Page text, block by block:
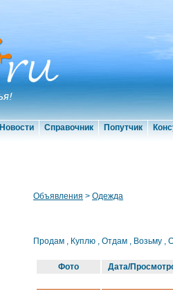
Новости Справочник Попутчик
Объявления > Одежда
Продам , Куплю , Отдам , Возьму ,
Фото Дата/